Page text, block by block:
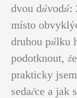
dvou důvodů:
místo
druhou půlku
podotknout,
prakticky
sedačce a jak